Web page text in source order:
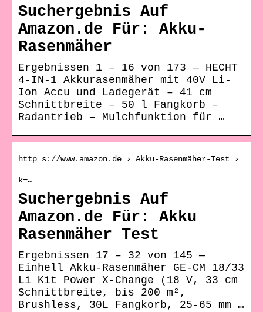
Suchergebnis Auf
Amazon.de Für: Akku-
Rasenmäher
Ergebnissen 1 – 16 von 173 — HECHT
4-IN-1 Akkurasenmäher mit 40V Li-
Ion Accu und Ladegerät – 41 cm
Schnittbreite – 50 l Fangkorb –
Radantrieb – Mulchfunktion für …
http s://www.amazon.de › Akku-Rasenmäher-Test ›
k=…
Suchergebnis Auf
Amazon.de Für: Akku
Rasenmäher Test
Ergebnissen 17 – 32 von 145 —
Einhell Akku-Rasenmäher GE-CM 18/33
Li Kit Power X-Change (18 V, 33 cm
Schnittbreite, bis 200 m²,
Brushless, 30L Fangkorb, 25-65 mm …